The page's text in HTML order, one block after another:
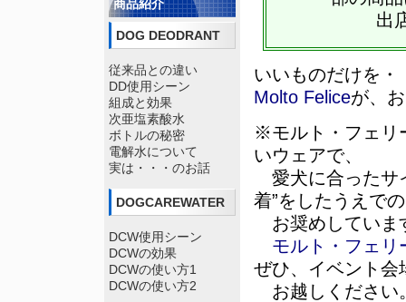
出
いいものだけを・
Molto Feliceが、
※モルト・フェリ
いウェアで、
愛犬に合ったサ
着”をしたうえで
お奨めしていま
モルト・フェリ
ぜひ、イベント会
お越しください
商品紹介
DOG DEODRANT
従来品との違い
DD使用シーン
組成と効果
次亜塩素酸水
ボトルの秘密
電解水について
実は・・・のお話
DOGCAREWATER
DCW使用シーン
DCWの効果
DCWの使い方1
DCWの使い方2